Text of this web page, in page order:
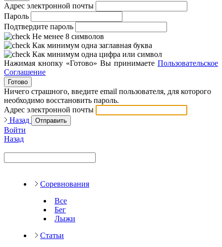
Адрес электронной почты
Пароль
Подтвердите пароль
Не менее 8 символов
Как минимум одна заглавная буква
Как минимум одна цифра или символ
Нажимая кнопку «Готово» Вы принимаете Пользовательское
Соглашение
Готово
Ничего страшного, введите email пользователя, для которого
необходимо восстановить пароль.
Адрес электронной почты
Назад
Отправить
Войти
Назад
Соревнования
Все
Бег
Лыжи
Статьи